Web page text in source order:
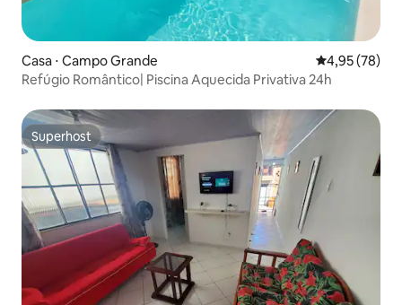
Casa ⋅ Campo Grande 4,95 de uma
4,95 (78)
Refúgio Romântico| Piscina Aquecida Privativa 24h
Superhost
Superhost